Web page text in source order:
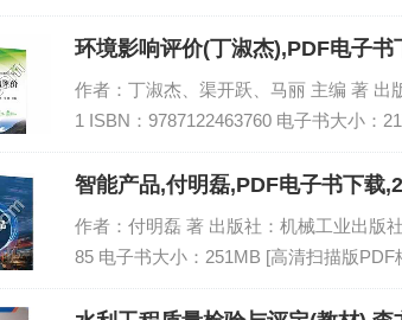
环境影响评价(丁淑杰),PDF电子书
作者：丁淑杰、渠开跃、马丽 主编 著 出
1 ISBN：9787122463760 电子书大小：
智能产品,付明磊,PDF电子书下载
作者：付明磊 著 出版社：机械工业出版
85 电子书大小：251MB [高清扫描版PDF